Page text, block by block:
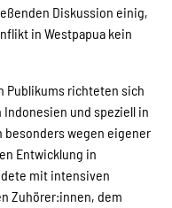
Diskussion einig,
in Westpapua kein
Publikums richteten sich
und speziell in
besonders wegen eigener
Entwicklung in
mit intensiven
Zuhörer:innen, dem